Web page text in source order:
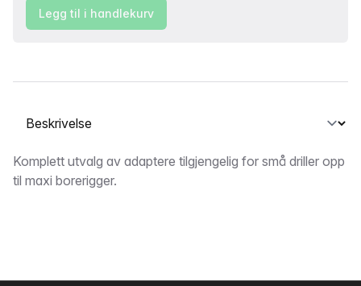
Legg til i handlekurv
Velg en fane
Beskrivelse
Komplett utvalg av adaptere tilgjengelig for små driller opp
til maxi borerigger.